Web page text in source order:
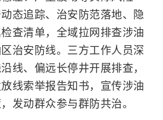
态追踪、治安防范落地、隐
查清单，全域拉网排查涉油
治安防线。三方工作人员深
线、偏远长停井开展排查，
线索举报告知书，宣传涉油
发动群众参与群防共治。